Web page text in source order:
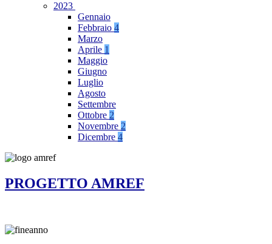
2023
Gennaio
Febbraio 4
Marzo
Aprile 1
Maggio
Giugno
Luglio
Agosto
Settembre
Ottobre 2
Novembre 2
Dicembre 4
PROGETTO AMREF